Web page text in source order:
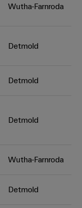
Wutha-Farnroda
Detmold
Detmold
Detmold
Wutha-Farnroda
Detmold